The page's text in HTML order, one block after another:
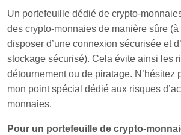
Un portefeuille dédié de crypto-
des crypto-monnaies de manière sûre
disposer d’une connexion sécurisée et
stockage sécurisé). Cela évite ainsi les
détournement ou de piratage. N’hésitez
mon point spécial dédié aux risques
monnaies.
Pour un portefeuille de crypto-